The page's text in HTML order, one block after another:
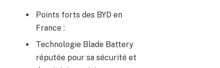
Points forts des BYD en
France :
Technologie Blade Battery
réputée pour sa sécurité et